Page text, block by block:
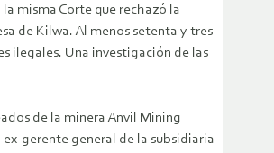
misma Corte que rechazó la
de Kilwa. Al menos setenta y tres
ilegales. Una investigación de las
de la minera Anvil Mining
gerente general de la subsidiaria